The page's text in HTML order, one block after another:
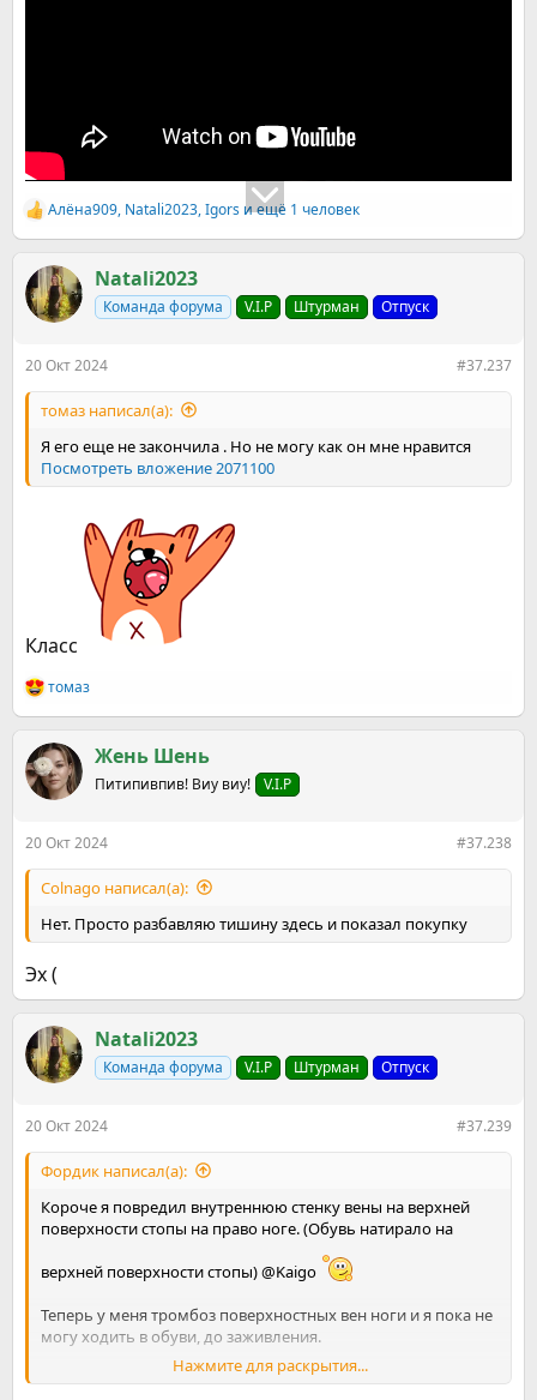
Р
е
к
ц
и
Алёна909, Natali2023,Igors и ещё 1 человек
Natali2023
Команда форума V.I.P Штурман Отпуск
20 Окт 2024 #37.237
томаз написал(а):
Я его еще не закончила . Но не могу как он мне нравится
Посмотреть вложение 2071100
Класс
Р
е
к
ц
и
томаз
Жень Шень
Питипивпив! Виу виу! V.I.P
20 Окт 2024 #37.238
Colnago написал(а):
Нет. Просто разбавляю тишину здесь и показал покупку
Эх (
Natali2023
Команда форума V.I.P Штурман Отпуск
20 Окт 2024 #37.239
Фордик написал(а):
Короче я повредил внутреннюю стенку вены на верхней
поверхности стопы на право ноге. (Обувь натирало на
верхней поверхности стопы) @Kaigo
Теперь у меня тромбоз поверхностных вен ноги и я пока не
могу ходить в обуви, до заживления.
Хотел на Бриксе пошастать и вот на тебя ?‍
. Домашний
Нажмите для раскрытия...